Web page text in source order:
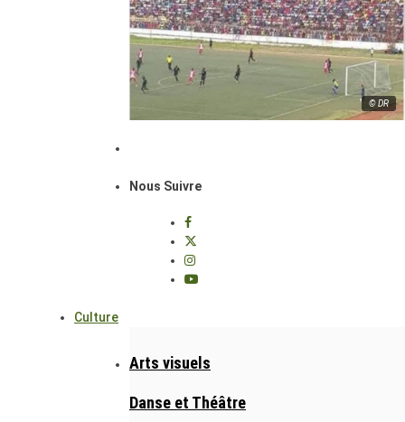
© DR
Nous Suivre
Culture
Arts visuels
Danse et Théâtre